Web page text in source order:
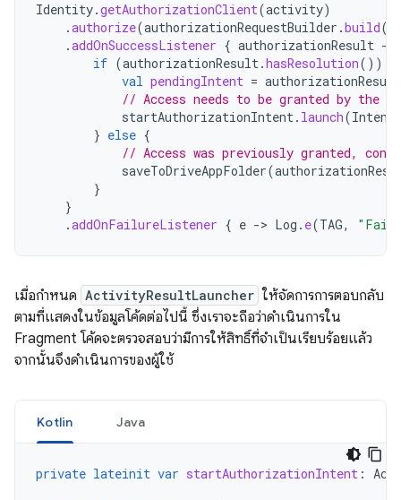
Identity.getAuthorizationClient(activity)
.authorize(authorizationRequestBuilder .build
.addOnSuccessListener { authorizationResult -
if (authorizationResult.hasResolution())
val pendingIntent = authorizationResult
// Access needs to be granted by the
startAuthorizationIntent. launch(
} else {
// Access was previously granted,
saveToDriveAppFolder(
}
}
.addOnFailureListener { e -> Log . e(TAG,
เมื่อกำหนด ActivityResultLauncher ให้จัดการการตอบกลับ
ตามที่แสดงในข้อมูลโค้ดต่อไปนี้ ซึ่งเราจะถือว่าดำเนินการใน
Fragment โค้ดจะตรวจสอบว่ามีการให้สิทธิ์ที่จำเป็นเรียบร้อยแล้ว
จากนั้นจึงดำเนินการของผู้ใช้
Kotlin Java
private lateinit var startAuthorizationIntent :